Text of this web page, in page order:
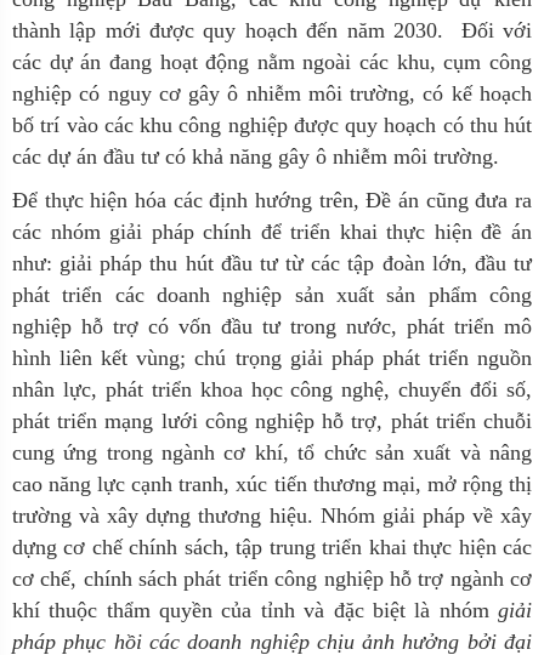
thành lập mới được quy hoạch đến năm 2030. Đối với
các dự án đang hoạt động nằm ngoài các khu, cụm công
nghiệp có nguy cơ gây ô nhiễm môi trường, có kế hoạch
bố trí vào các khu công nghiệp được quy hoạch có thu hút
các dự án đầu tư có khả năng gây ô nhiễm môi trường.
Để thực hiện hóa các định hướng trên, Đề án cũng đưa ra
các nhóm giải pháp chính để triển khai thực hiện đề án
như: giải pháp thu hút đầu tư từ các tập đoàn lớn, đầu tư
phát triển các doanh nghiệp sản xuất sản phẩm công
nghiệp hỗ trợ có vốn đầu tư trong nước, phát triển mô
hình liên kết vùng; chú trọng giải pháp phát triển nguồn
nhân lực, phát triển khoa học công nghệ, chuyển đổi số,
phát triển mạng lưới công nghiệp hỗ trợ, phát triển chuỗi
cung ứng trong ngành cơ khí, tổ chức sản xuất và nâng
cao năng lực cạnh tranh, xúc tiến thương mại, mở rộng thị
trường và xây dựng thương hiệu. Nhóm giải pháp về xây
dựng cơ chế chính sách, tập trung triển khai thực hiện các
cơ chế, chính sách phát triển công nghiệp hỗ trợ ngành cơ
khí thuộc thẩm quyền của tỉnh và đặc biệt là nhóm giải
pháp phục hồi các doanh nghiệp chịu ảnh hưởng bởi đại